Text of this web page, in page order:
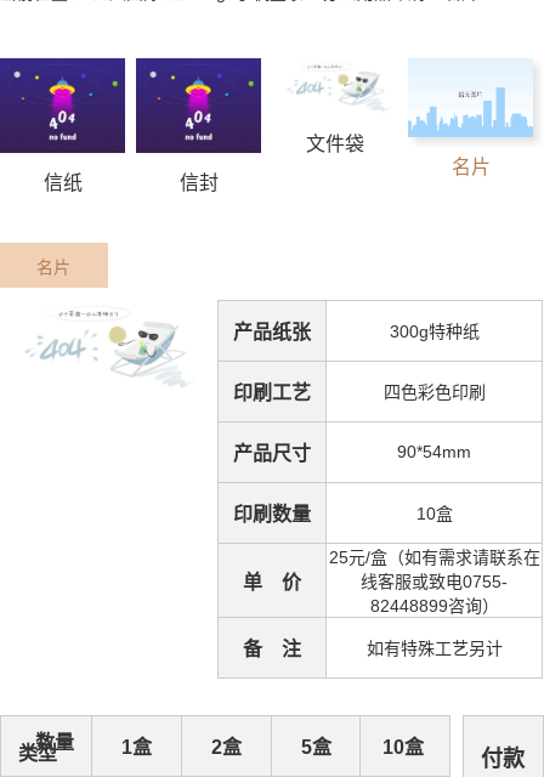
信纸 信封
文件袋
名片
名片
产品纸张 300g特种纸
印刷工艺 四色彩色印刷
产品尺寸 90*54mm
印刷数量 10盒
单 价
25元/盒（如有需求请联系在
线客服或致电0755-
82448899咨询）
备 注 如有特殊工艺另计
数量
类型 1盒 2盒 5盒 10盒
付款